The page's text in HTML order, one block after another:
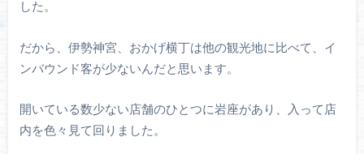
した。
だから、伊勢神宮、おかげ横丁は他の観光地に比べて、イ
ンバウンド客が少ないんだと思います。
開いている数少ない店舗のひとつに岩座があり、入って店
内を色々見て回りました。